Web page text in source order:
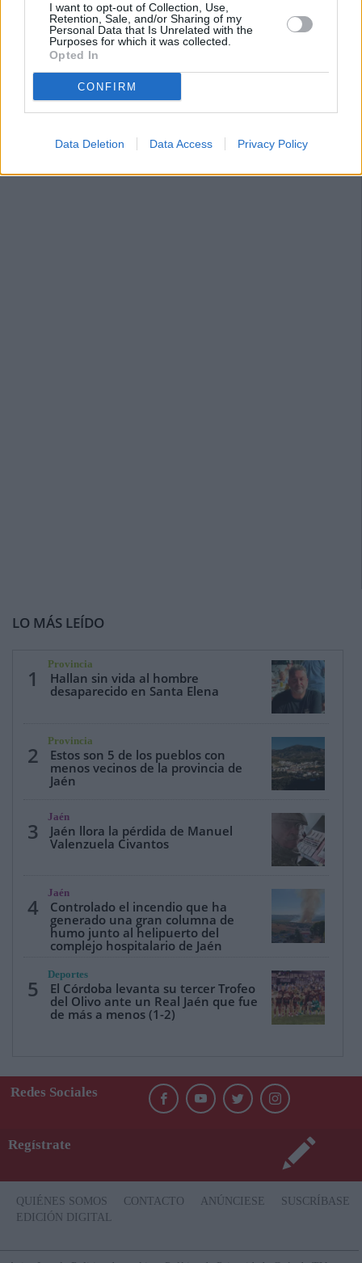
I want to opt-out of Collection, Use,
Retention, Sale, and/or Sharing of my
Personal Data that Is Unrelated with the
Purposes for which it was collected.
Opted In
CONFIRM
Data Deletion Data Access Privacy Policy
LO MÁS LEÍDO
1
Provincia
Hallan sin vida al hombre
desaparecido en Santa Elena
2
Provincia
Estos son 5 de los pueblos con
menos vecinos de la provincia de
Jaén
3
Jaén
Jaén llora la pérdida de Manuel
Valenzuela Civantos
4
Jaén
Controlado el incendio que ha
generado una gran columna de
humo junto al helipuerto del
complejo hospitalario de Jaén
5
Deportes
El Córdoba levanta su tercer Trofeo
del Olivo ante un Real Jaén que fue
de más a menos (1-2)
Redes Sociales
Regístrate
QUIÉNES SOMOS CONTACTO ANÚNCIESE
SUSCRÍBASE
EDICIÓN DIGITAL